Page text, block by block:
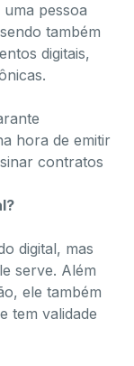
pessoa
também
digitais,
hora de emitir
contratos
digital, mas
serve. Além
ele também
tem validade